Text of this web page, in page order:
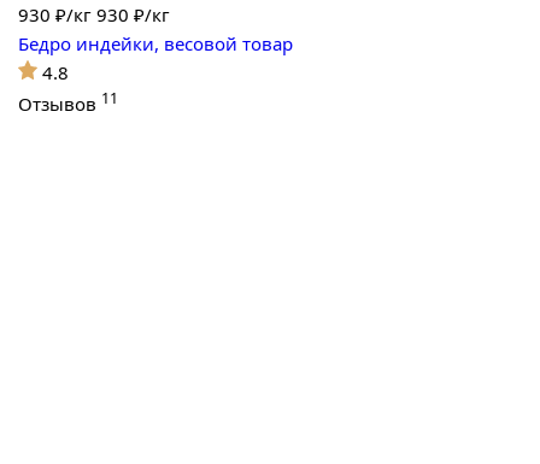
930 ₽/кг 930 ₽/кг
Бедро индейки, весовой товар
4.8
Отзывов 11